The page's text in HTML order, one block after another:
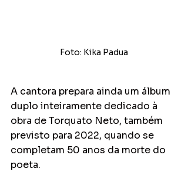
Foto: Kika Padua
A cantora prepara ainda um álbum
duplo inteiramente dedicado à
obra de Torquato Neto, também
previsto para 2022, quando se
completam 50 anos da morte do
poeta.